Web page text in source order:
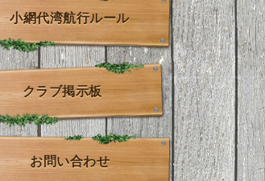
小網代湾航行ルール
クラブ掲示板
お問い合わせ